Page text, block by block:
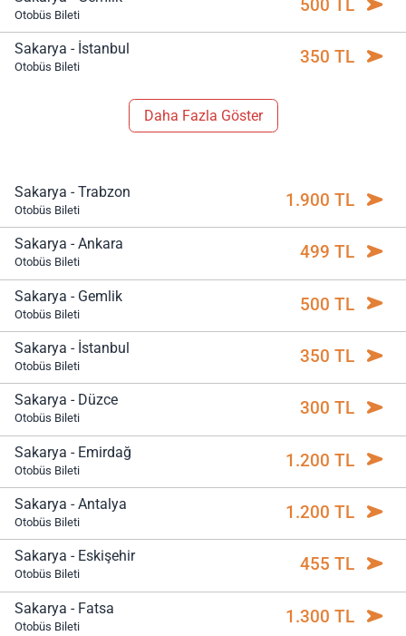
Otobüs Bileti 500 TL
Sakarya - İstanbul
Otobüs Bileti 350 TL
Daha Fazla Göster
Sakarya - Trabzon
Otobüs Bileti 1.900 TL
Sakarya - Ankara
Otobüs Bileti 499 TL
Sakarya - Gemlik
Otobüs Bileti 500 TL
Sakarya - İstanbul
Otobüs Bileti 350 TL
Sakarya - Düzce
Otobüs Bileti 300 TL
Sakarya - Emirdağ
Otobüs Bileti 1.200 TL
Sakarya - Antalya
Otobüs Bileti 1.200 TL
Sakarya - Eskişehir
Otobüs Bileti 455 TL
Sakarya - Fatsa
Otobüs Bileti 1.300 TL